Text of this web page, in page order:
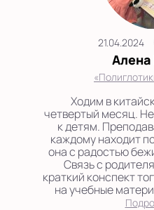
21.04.2024
Ходим в
четвертый месяц.
к детям.
каждому находит
она с радостью
Связь с
краткий конспект
на учебные